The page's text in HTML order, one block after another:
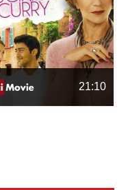
21:10